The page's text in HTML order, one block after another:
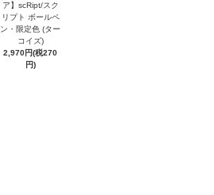
ア】scRipt/スク
リプト ボールペ
ン・限定色 (ター
コイズ)
2,970円(税270
円)